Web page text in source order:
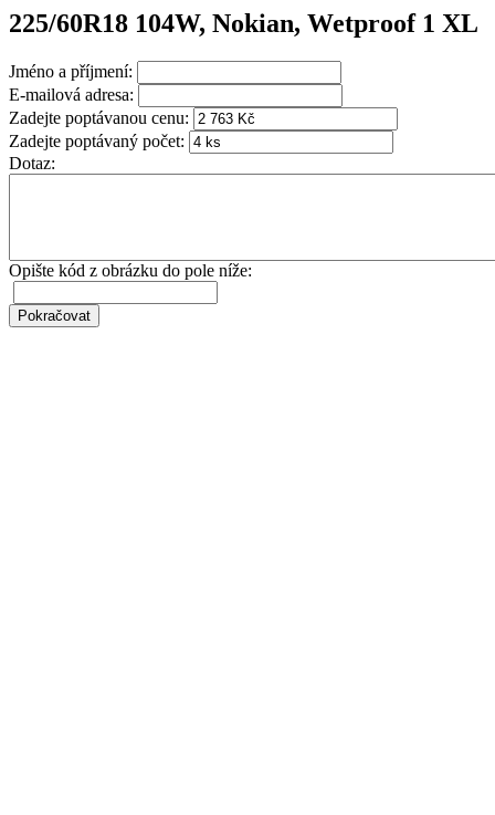
225/60R18 104W, Nokian, Wetproof 1 XL
Jméno a příjmení:
E-mailová adresa:
Zadejte poptávanou cenu:
Zadejte poptávaný počet:
Dotaz:
Opište kód z obrázku do pole níže: